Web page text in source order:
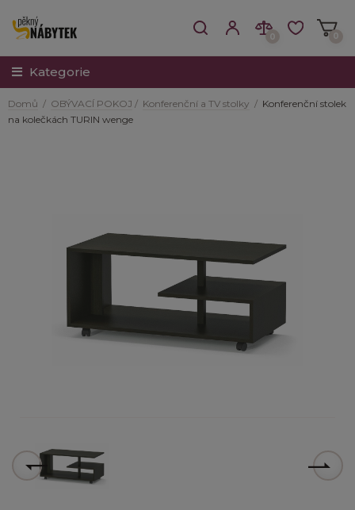
0
0
Kategorie
Domů / OBÝVACÍ POKOJ / Konferenční a TV stolky / Konferenční stolek
na kolečkách TURIN wenge